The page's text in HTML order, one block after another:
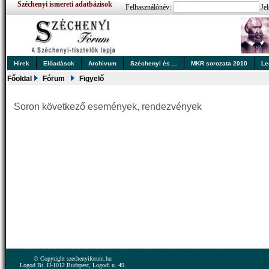
Széchenyi ismereti adatbázisok Felhasználónév:
Hírek Előadások Archivum Széchenyi és ... MKR sorozata 2010
Főoldal Fórum Figyelő
Soron következő események, rendezvények
© Copyright szechenyiforum.hu
Logod Bt. H-1012 Budapest, Logodi u. 49.